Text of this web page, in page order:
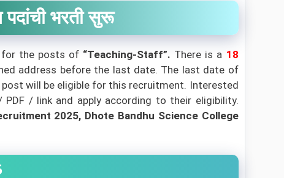
भरती सुरू
for the posts of “Teaching-Staff”. There is a 18
address before the last date. The last date of
will be eligible for this recruitment. Interested
/ link and apply according to their eligibility.
2025, Dhote Bandhu Science College